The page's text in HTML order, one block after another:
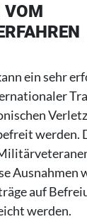
VOM
ein sehr
werden.
Ausnahmen
auf
werden.